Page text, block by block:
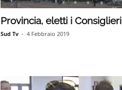
Provincia, eletti i Consiglieri
Sud Tv - 4 Febbraio 2019